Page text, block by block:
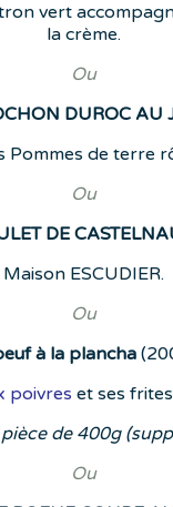
vert
la crème.
Ou
DUROC AU
Pommes de terre
Ou
DE
Maison ESCUDIER.
Ou
à la plancha
poivres et ses
de 400g
Ou